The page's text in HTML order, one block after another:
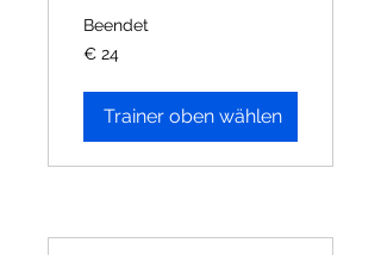
Beendet
24
Euro
€ 24
Trainer oben wählen